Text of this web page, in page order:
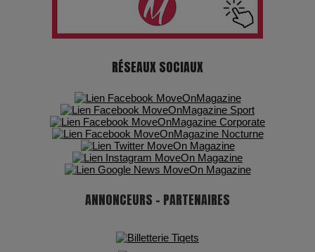
Adieu Jean-Pat : rire au bord du précipice
Pharaonic Festival 2025 : 10 ans d’électro sous les
montagnes, une fête à ne pas manquer
RÉSEAUX SOCIAUX
ANNONCEURS - PARTENAIRES